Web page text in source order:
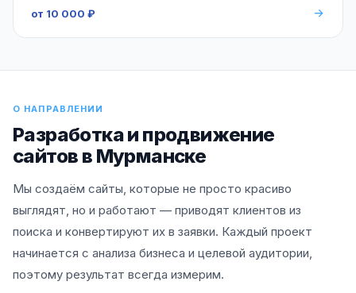
от 10 000 ₽
О НАПРАВЛЕНИИ
Разработка и продвижение
сайтов в Мурманске
Мы создаём сайты, которые не просто красиво
выглядят, но и работают — приводят клиентов из
поиска и конвертируют их в заявки. Каждый проект
начинается с анализа бизнеса и целевой аудитории,
поэтому результат всегда измерим.